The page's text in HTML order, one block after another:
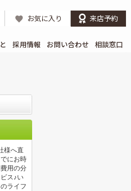
お気に入り 来店予約
採用情報 お問い合わせ 相談窓口
様へ直
にお時
用の分
ス♪い
ライフ